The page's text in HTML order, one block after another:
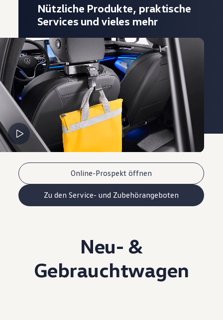
Online-Prospekt öffnen
Zu den Service- und Zubehörangeboten
Nützliche Produkte, praktische
Services und vieles mehr
Neu- &
Gebrauchtwagen